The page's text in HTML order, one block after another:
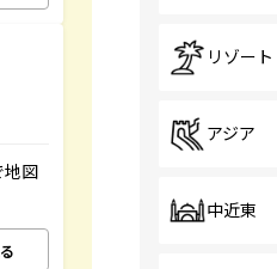
地図
リゾート
アジア
中近東